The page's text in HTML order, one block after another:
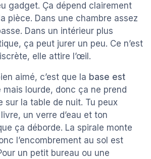
gadget. Ça dépend clairement
pièce. Dans une chambre assez
Dans un intérieur plus
ça peut jurer un peu. Ce n’est
elle attire l’œil.
aimé, c’est que la base est
mais lourde, donc ça ne prend
sur la table de nuit. Tu peux
un verre d’eau et ton
ça déborde. La spirale monte
l’encombrement au sol est
un petit bureau ou une